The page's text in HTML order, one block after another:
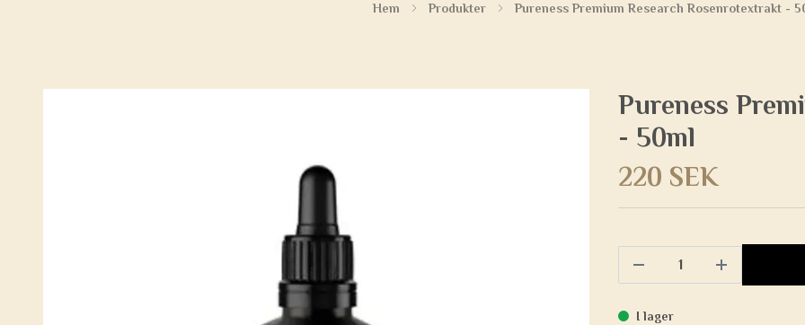
Hem Produkter Pureness Premium Research Rosenrotextrakt -
Pureness
- 50ml
220 SEK
I lager